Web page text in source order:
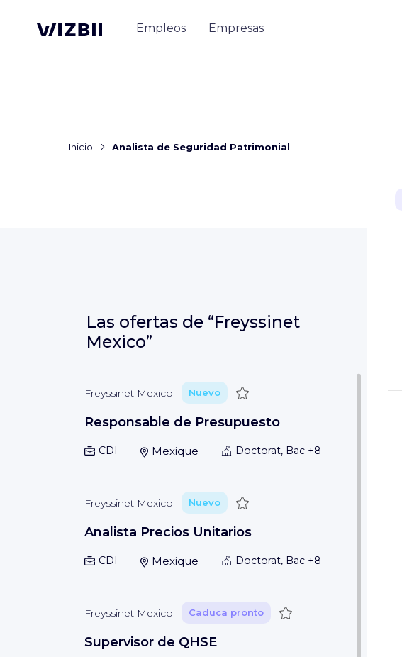
Empleos Empresas
Inicio Analista de Seguridad Patrimonial
Las ofertas de“Freyssinet
Mexico”
Freyssinet Mexico Nuevo Guardar
Responsable de Presupuesto
CDI Mexique Doctorat, Bac +8
Freyssinet Mexico Nuevo Guardar
Analista Precios Unitarios
CDI Mexique Doctorat, Bac +8
Freyssinet Mexico Caduca pronto Guardar
Supervisor de QHSE